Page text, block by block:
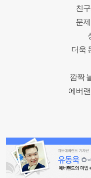
친
문
더욱
깜짝
에버